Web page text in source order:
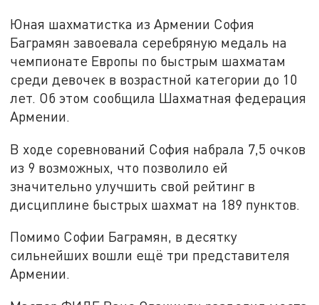
Юная шахматистка из Армении София
Баграмян завоевала серебряную медаль на
чемпионате Европы по быстрым шахматам
среди девочек в возрастной категории до 10
лет. Об этом сообщила Шахматная федерация
Армении.
В ходе соревнований София набрала 7,5 очков
из 9 возможных, что позволило ей
значительно улучшить свой рейтинг в
дисциплине быстрых шахмат на 189 пунктов.
Помимо Софии Баграмян, в десятку
сильнейших вошли ещё три представителя
Армении.